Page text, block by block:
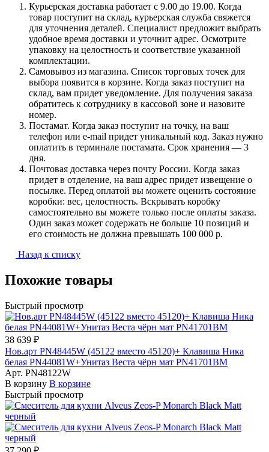
Курьерская доставка работает с 9.00 до 19.00. Когда
товар поступит на склад, курьерская служба свяжется
для уточнения деталей. Специалист предложит выбрать
удобное время доставки и уточнит адрес. Осмотрите
упаковку на целостность и соответствие указанной
комплектации.
Самовывоз из магазина. Список торговых точек для
выбора появится в корзине. Когда заказ поступит на
склад, вам придет уведомление. Для получения заказа
обратитесь к сотруднику в кассовой зоне и назовите
номер.
Постамат. Когда заказ поступит на точку, на ваш
телефон или e-mail придет уникальный код. Заказ нужно
оплатить в терминале постамата. Срок хранения — 3
дня.
Почтовая доставка через почту России. Когда заказ
придет в отделение, на ваш адрес придет извещение о
посылке. Перед оплатой вы можете оценить состояние
коробки: вес, целостность. Вскрывать коробку
самостоятельно вы можете только после оплаты заказа.
Один заказ может содержать не больше 10 позиций и
его стоимость не должна превышать 100 000 р.
Назад к списку
Похожие товары
Быстрый просмотр
38 639 ₽
Нов.арт PN48445W (45122 вместо 45120)+ Клавиша Ника
белая PN44081W+Унитаз Веста чёрн мат PN41701BM
Арт. PN48122W
В корзину В корзине
Быстрый просмотр